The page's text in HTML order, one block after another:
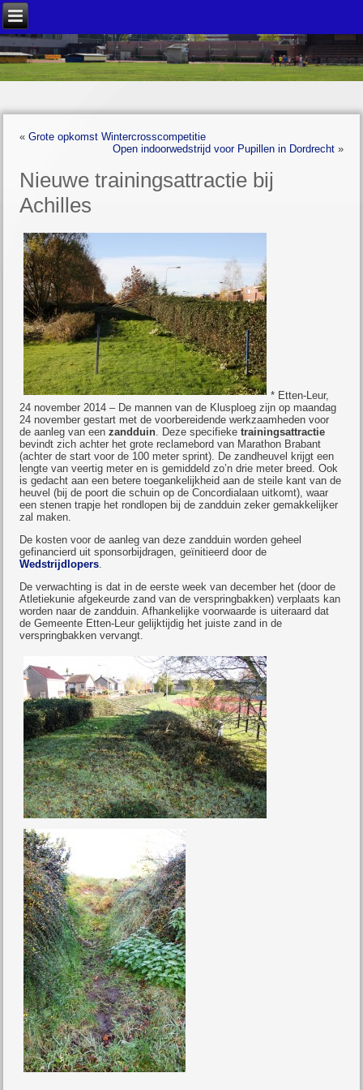
«Grote opkomst Wintercrosscompetitie
Open indoorwedstrijd voor Pupillen in Dordrecht»
Nieuwe trainingsattractie bij
Achilles
* Etten-Leur,
24 november 2014 – De mannen van de Klusploeg zijn op maandag
24 november gestart met de voorbereidende werkzaamheden voor
de aanleg van eenzandduin. Deze specifieketrainingsattractie
bevindt zich achter het grote reclamebord van Marathon Brabant
(achter de start voor de 100 meter sprint). De zandheuvel krijgt een
lengte van veertig meter en is gemiddeld zo’n drie meter breed. Ook
is gedacht aan een betere toegankelijkheid aan de steile kant van de
heuvel (bij de poort die schuin op de Concordialaan uitkomt), waar
een stenen trapje het rondlopen bij de zandduin zeker gemakkelijker
zal maken.
De kosten voor de aanleg van deze zandduin worden geheel
gefinancierd uit sponsorbijdragen, geïnitieerd door de
Wedstrijdlopers.
De verwachting is dat in de eerste week van december het (door de
Atletiekunie afgekeurde zand van de verspringbakken) verplaats kan
worden naar de zandduin. Afhankelijke voorwaarde is uiteraard dat
de Gemeente Etten-Leur gelijktijdig het juiste zand in de
verspringbakken vervangt.